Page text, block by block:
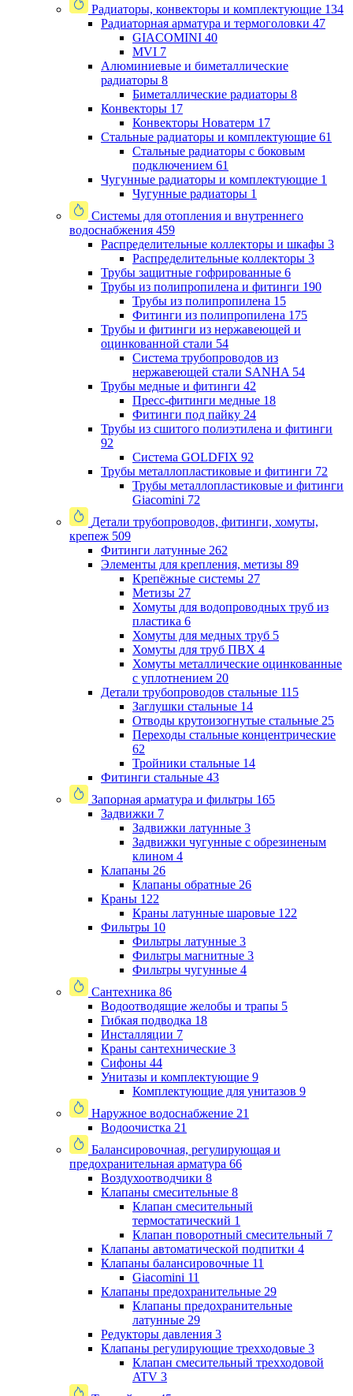
Радиаторы, конвекторы и комплектующие 134
Радиаторная арматура и термоголовки 47
GIACOMINI 40
MVI 7
Алюминиевые и биметаллические
радиаторы 8
Биметаллические радиаторы 8
Конвекторы 17
Конвекторы Новатерм 17
Стальные радиаторы и комплектующие 61
Стальные радиаторы с боковым
подключением 61
Чугунные радиаторы и комплектующие 1
Чугунные радиаторы 1
Системы для отопления и внутреннего
водоснабжения 459
Распределительные коллекторы и шкафы 3
Распределительные коллекторы 3
Трубы защитные гофрированные 6
Трубы из полипропилена и фитинги 190
Трубы из полипропилена 15
Фитинги из полипропилена 175
Трубы и фитинги из нержавеющей и
оцинкованной стали 54
Система трубопроводов из
нержавеющей стали SANHA 54
Трубы медные и фитинги 42
Пресс-фитинги медные 18
Фитинги под пайку 24
Трубы из сшитого полиэтилена и фитинги
92
Система GOLDFIX 92
Трубы металлопластиковые и фитинги 72
Трубы металлопластиковые и фитинги
Giacomini 72
Детали трубопроводов, фитинги, хомуты,
крепеж 509
Фитинги латунные 262
Элементы для крепления, метизы 89
Крепёжные системы 27
Метизы 27
Хомуты для водопроводных труб из
пластика 6
Хомуты для медных труб 5
Хомуты для труб ПВХ 4
Хомуты металлические оцинкованные
с уплотнением 20
Детали трубопроводов стальные 115
Заглушки стальные 14
Отводы крутоизогнутые стальные 25
Переходы стальные концентрические
62
Тройники стальные 14
Фитинги стальные 43
Запорная арматура и фильтры 165
Задвижки 7
Задвижки латунные 3
Задвижки чугунные с обрезиненым
клином 4
Клапаны 26
Клапаны обратные 26
Краны 122
Краны латунные шаровые 122
Фильтры 10
Фильтры латунные 3
Фильтры магнитные 3
Фильтры чугунные 4
Сантехника 86
Водоотводящие желобы и трапы 5
Гибкая подводка 18
Инсталляции 7
Краны сантехнические 3
Сифоны 44
Унитазы и комплектующие 9
Комплектующие для унитазов 9
Наружное водоснабжение 21
Водоочистка 21
Балансировочная, регулирующая и
предохранительная арматура 66
Воздухоотводчики 8
Клапаны cмесительные 8
Клапан cмесительный
термостатический 1
Клапан поворотный cмесительный 7
Клапаны автоматической подпитки 4
Клапаны балансировочные 11
Giacomini 11
Клапаны предохранительные 29
Клапаны предохранительные
латунные 29
Редукторы давления 3
Клапаны регулирующие трехходовые 3
Клапан смесительный трехходовой
ATV 3